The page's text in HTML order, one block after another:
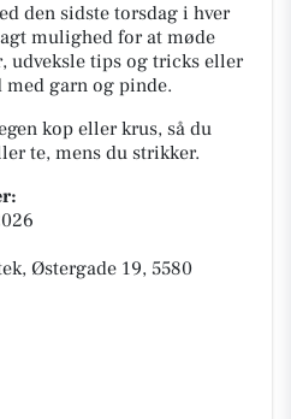
den sidste torsdag i hver
mulighed for at møde
udveksle tips og tricks eller
garn og pinde.
kop eller krus, så du
te, mens du strikker.
Østergade 19, 5580